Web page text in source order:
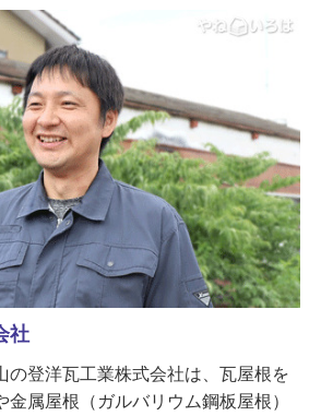
社
の登洋瓦工業株式会社は、瓦屋根を
金属屋根（ガルバリウム鋼板屋根）